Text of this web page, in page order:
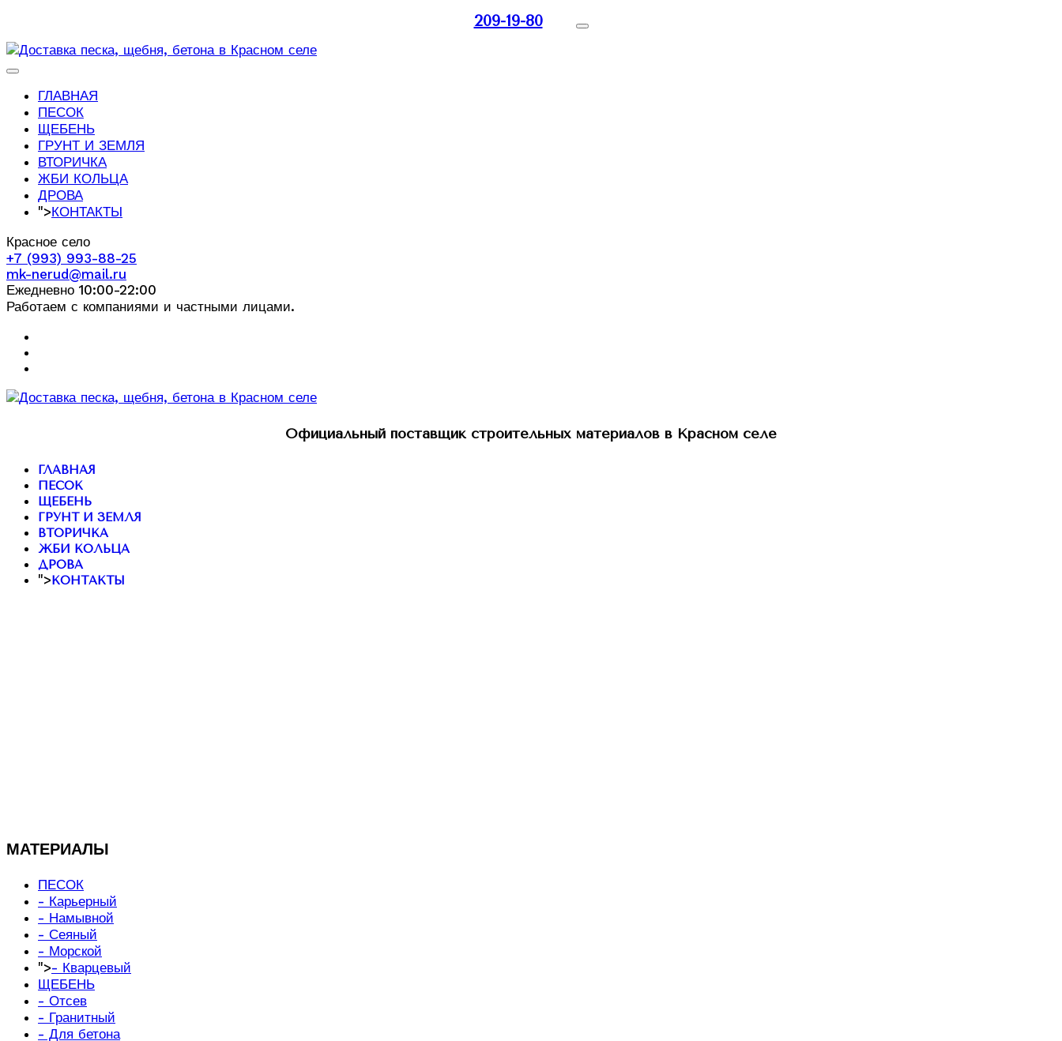
209-19-80
ГЛАВНАЯ
ПЕСОК
ЩЕБЕНЬ
ГРУНТ И ЗЕМЛЯ
ВТОРИЧКА
ЖБИ КОЛЬЦА
ДРОВА
">КОНТАКТЫ
Красное село
+7 (993) 993-88-25
mk-nerud@mail.ru
Ежедневно 10:00-22:00
Работаем с компаниями и частными лицами.
Официальный поставщик строительных материалов в Красном селе
ГЛАВНАЯ
ПЕСОК
ЩЕБЕНЬ
ГРУНТ И ЗЕМЛЯ
ВТОРИЧКА
ЖБИ КОЛЬЦА
ДРОВА
">КОНТАКТЫ
МАТЕРИАЛЫ
ПЕСОК
- Карьерный
- Намывной
- Сеяный
- Морской
">- Кварцевый
ЩЕБЕНЬ
- Отсев
- Гранитный
- Для бетона